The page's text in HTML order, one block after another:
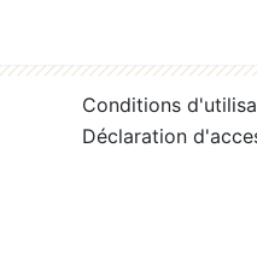
Conditions
Déclaration